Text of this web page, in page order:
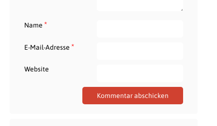
Name *
E-Mail-Adresse *
Website